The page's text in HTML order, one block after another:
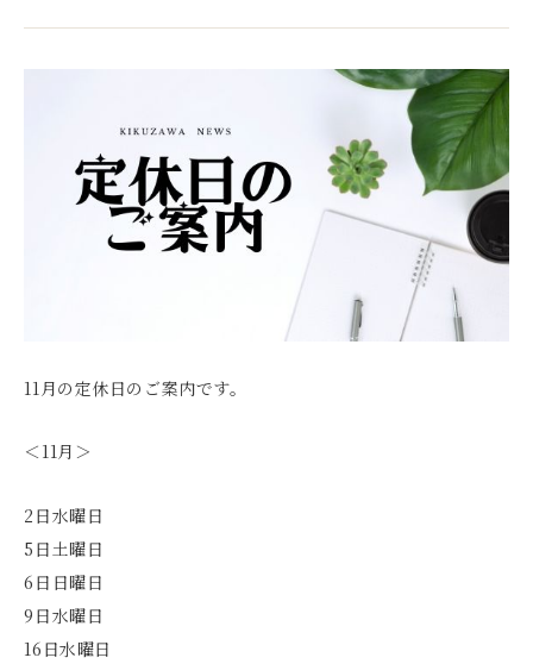
11月の定休日のご案内です。
＜11月＞
2日水曜日
5日土曜日
6日日曜日
9日水曜日
16日水曜日